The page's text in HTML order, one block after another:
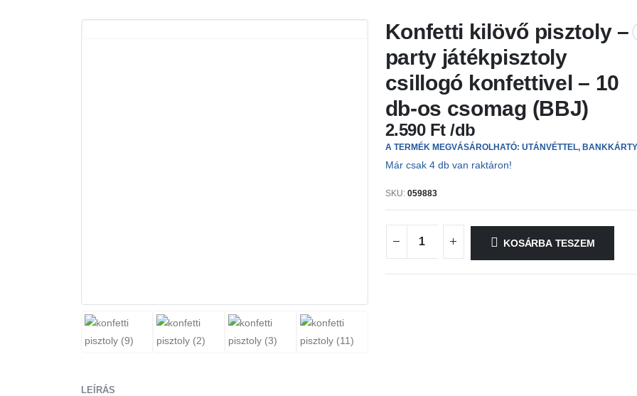
Konfetti kilövő pisztoly –
party játékpisztoly
csillogó konfettivel – 10
db-os csomag (BBJ)
2.590 Ft
A TERMÉK MEGVÁSÁROLHATÓ: UTÁNVÉTTEL,
Már csak 4 db van raktáron!
SKU: 059883
KOSÁRBA TESZEM
LEÍRÁS